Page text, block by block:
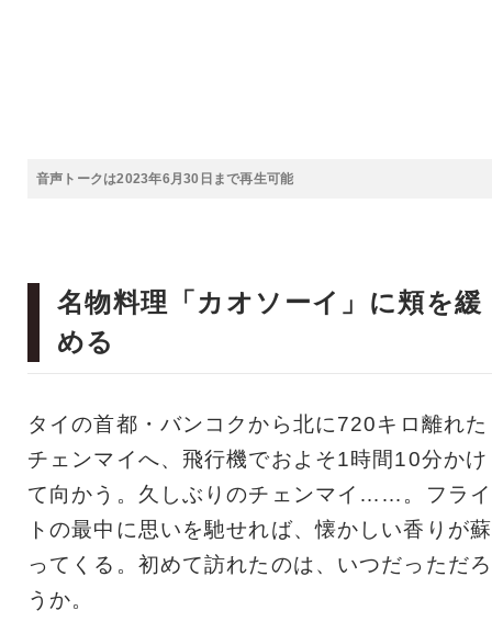
音声トークは2023年6月30日まで再生可能
名物料理「カオソーイ」に頬を緩
める
タイの首都・バンコクから北に720キロ離れた
チェンマイへ、飛行機でおよそ1時間10分かけ
て向かう。久しぶりのチェンマイ……。フライ
トの最中に思いを馳せれば、懐かしい香りが蘇
ってくる。初めて訪れたのは、いつだっただろ
うか。